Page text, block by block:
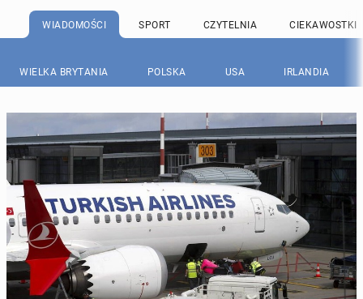
WIADOMOŚCI SPORT CZYTELNIA CIEKAWOSTKI
WIELKA BRYTANIA POLSKA USA IRLANDIA